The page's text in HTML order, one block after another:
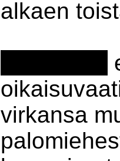
alkaen
virkansa